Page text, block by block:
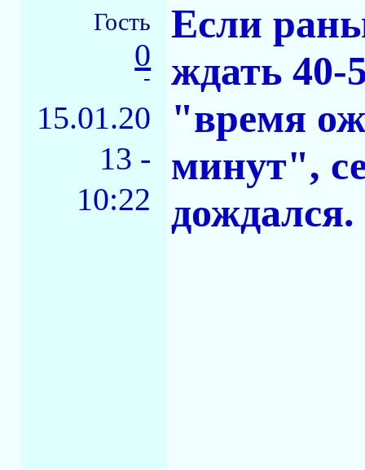
Гость
0
-
15.01.20
13 -
10:22
Если
ждать 40-
"время
минут",
дождался.